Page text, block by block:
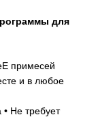
для
примесей
и в любое
Не требует